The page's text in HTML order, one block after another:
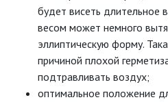
будет висеть длительное
весом может немного
эллиптическую форму.
причиной плохой
подтравливать воздух;
оптимальное положение